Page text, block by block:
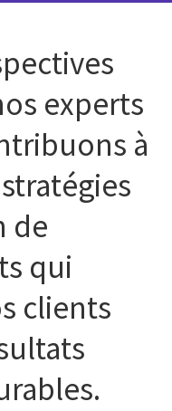
experts
à
de
qui
clients